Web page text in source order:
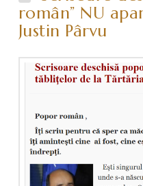
român” NU
Justin Pârvu